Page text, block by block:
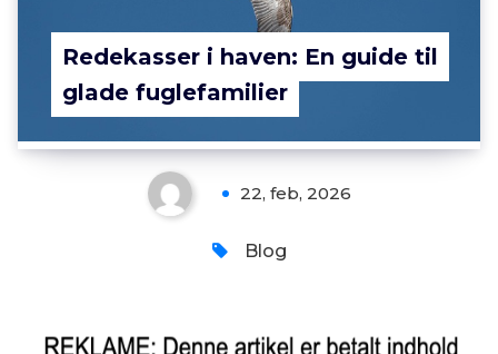
Redekasser i haven: En guide til
glade fuglefamilier
22, feb, 2026
Blog